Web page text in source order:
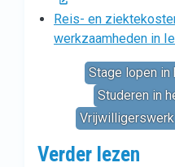
Reis- en
werkzaamheden in
Stage lopen in
Studeren in
Verder lezen